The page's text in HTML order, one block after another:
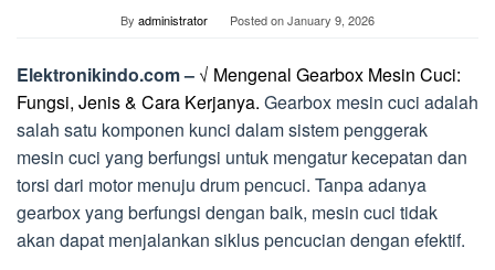
By administrator Posted onJanuary 9, 2026
Elektronikindo.com – √ Mengenal Gearbox Mesin Cuci:
Fungsi, Jenis & Cara Kerjanya. Gearbox mesin cuci adalah
salah satu komponen kunci dalam sistem penggerak
mesin cuci yang berfungsi untuk mengatur kecepatan dan
torsi dari motor menuju drum pencuci. Tanpa adanya
gearbox yang berfungsi dengan baik, mesin cuci tidak
akan dapat menjalankan siklus pencucian dengan efektif.